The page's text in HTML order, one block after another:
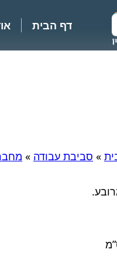
דף הבית
» סביבת עבודה »